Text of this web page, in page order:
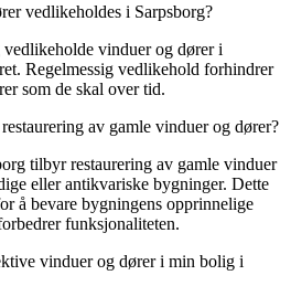
vedlikeholdes i Sarpsborg?
vedlikeholde vinduer og dører i
Regelmessig vedlikehold forhindrer
som de skal over tid.
av gamle vinduer og dører?
tilbyr restaurering av gamle vinduer
eller antikvariske bygninger. Dette
å bevare bygningens opprinnelige
funksjonaliteten.
vinduer og dører i min bolig i